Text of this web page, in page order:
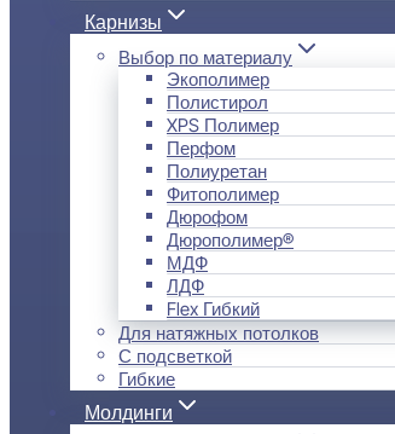
Карнизы
Выбор по материалу
Экополимер
Полистирол
XPS Полимер
Перфом
Полиуретан
Фитополимер
Дюрофом
Дюрополимер®
МДФ
ЛДФ
Flex Гибкий
Для натяжных потолков
С подсветкой
Гибкие
Молдинги